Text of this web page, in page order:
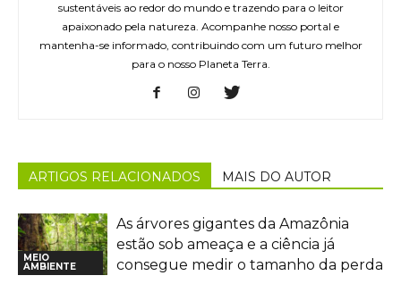
sustentáveis ao redor do mundo e trazendo para o leitor
apaixonado pela natureza. Acompanhe nosso portal e
mantenha-se informado, contribuindo com um futuro melhor
para o nosso Planeta Terra.
ARTIGOS RELACIONADOS MAIS DO AUTOR
MEIO
AMBIENTE
As árvores gigantes da Amazônia
estão sob ameaça e a ciência já
consegue medir o tamanho da perda